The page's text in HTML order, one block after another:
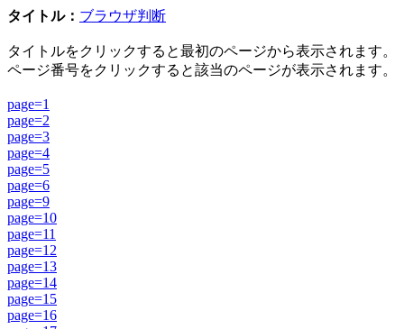
タイトル： ブラウザ判断
タイトルをクリックすると最初のページから表示されます。
ページ番号をクリックすると該当のページが表示されます。
page=1
page=2
page=3
page=4
page=5
page=6
page=9
page=10
page=11
page=12
page=13
page=14
page=15
page=16